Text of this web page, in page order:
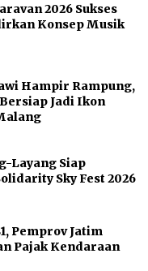
2026 Sukses
Konsep Musik
Hampir Rampung,
Jadi Ikon
Layang Siap
Sky Fest 2026
Pemprov Jatim
Pajak Kendaraan